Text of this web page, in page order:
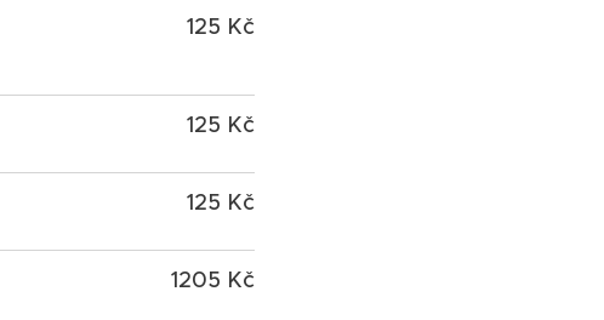
125 Kč
125 Kč
125 Kč
1205 Kč